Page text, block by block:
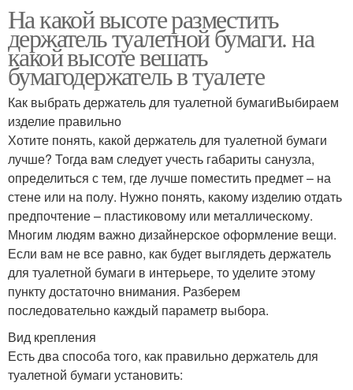
На какой высоте разместить
держатель туалетной бумаги. на
какой высоте вешать
бумагодержатель в туалете
Как выбрать держатель для туалетной бумагиВыбираем
изделие правильно
Хотите понять, какой держатель для туалетной бумаги
лучше? Тогда вам следует учесть габариты санузла,
определиться с тем, где лучше поместить предмет – на
стене или на полу. Нужно понять, какому изделию отдать
предпочтение – пластиковому или металлическому.
Многим людям важно дизайнерское оформление вещи.
Если вам не все равно, как будет выглядеть держатель
для туалетной бумаги в интерьере, то уделите этому
пункту достаточно внимания. Разберем
последовательно каждый параметр выбора.
Вид крепления
Есть два способа того, как правильно держатель для
туалетной бумаги установить: